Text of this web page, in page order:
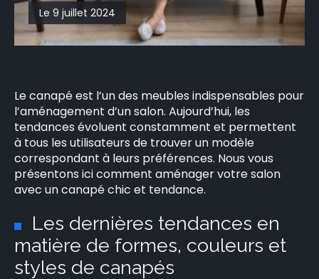
Le 9 juillet 2024
Le canapé est l’un des meubles indispensables pour
l’aménagement d’un salon. Aujourd’hui, les
tendances évoluent constamment et permettent
à tous les utilisateurs de trouver un modèle
correspondant à leurs préférences. Nous vous
présentons ici comment aménager votre salon
avec un canapé chic et tendance.
Les dernières tendances en
matière de formes, couleurs et
styles de canapés